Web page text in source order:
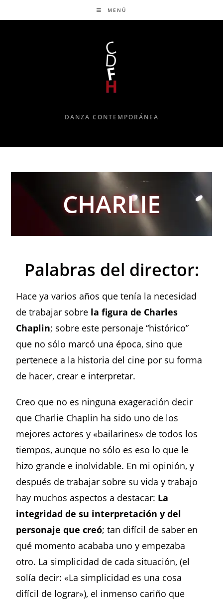
MENÚ
DANZA CONTEMPORÁNEA
CHARLIE
Palabras del director:
Hace ya varios años que tenía la necesidad
de trabajar sobre la figura de Charles
Chaplin; sobre este personaje “histórico”
que no sólo marcó una época, sino que
pertenece a la historia del cine por su forma
de hacer, crear e interpretar.
Creo que no es ninguna exageración decir
que Charlie Chaplin ha sido uno de los
mejores actores y «bailarines» de todos los
tiempos, aunque no sólo es eso lo que le
hizo grande e inolvidable. En mi opinión, y
después de trabajar sobre su vida y trabajo
hay muchos aspectos a destacar: La
integridad de su interpretación y del
personaje que creó; tan difícil de saber en
qué momento acababa uno y empezaba
otro. La simplicidad de cada situación, (el
solía decir: «La simplicidad es una cosa
difícil de lograr»), el inmenso cariño que